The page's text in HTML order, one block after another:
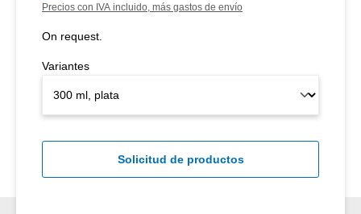
Precios con IVA incluido, más gastos de envío
On request.
Variantes
Solicitud de productos